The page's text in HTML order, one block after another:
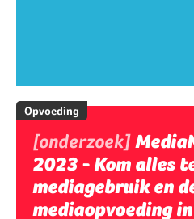
Opvoeding
[onderzoek]
2023 - Kom alles
mediagebruik en
mediaopvoeding